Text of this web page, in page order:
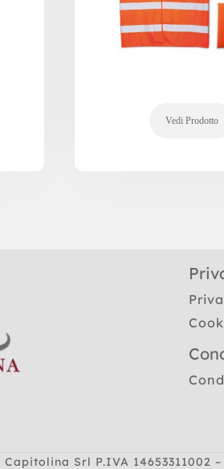
Capitolina Srl P.IVA 14653311002